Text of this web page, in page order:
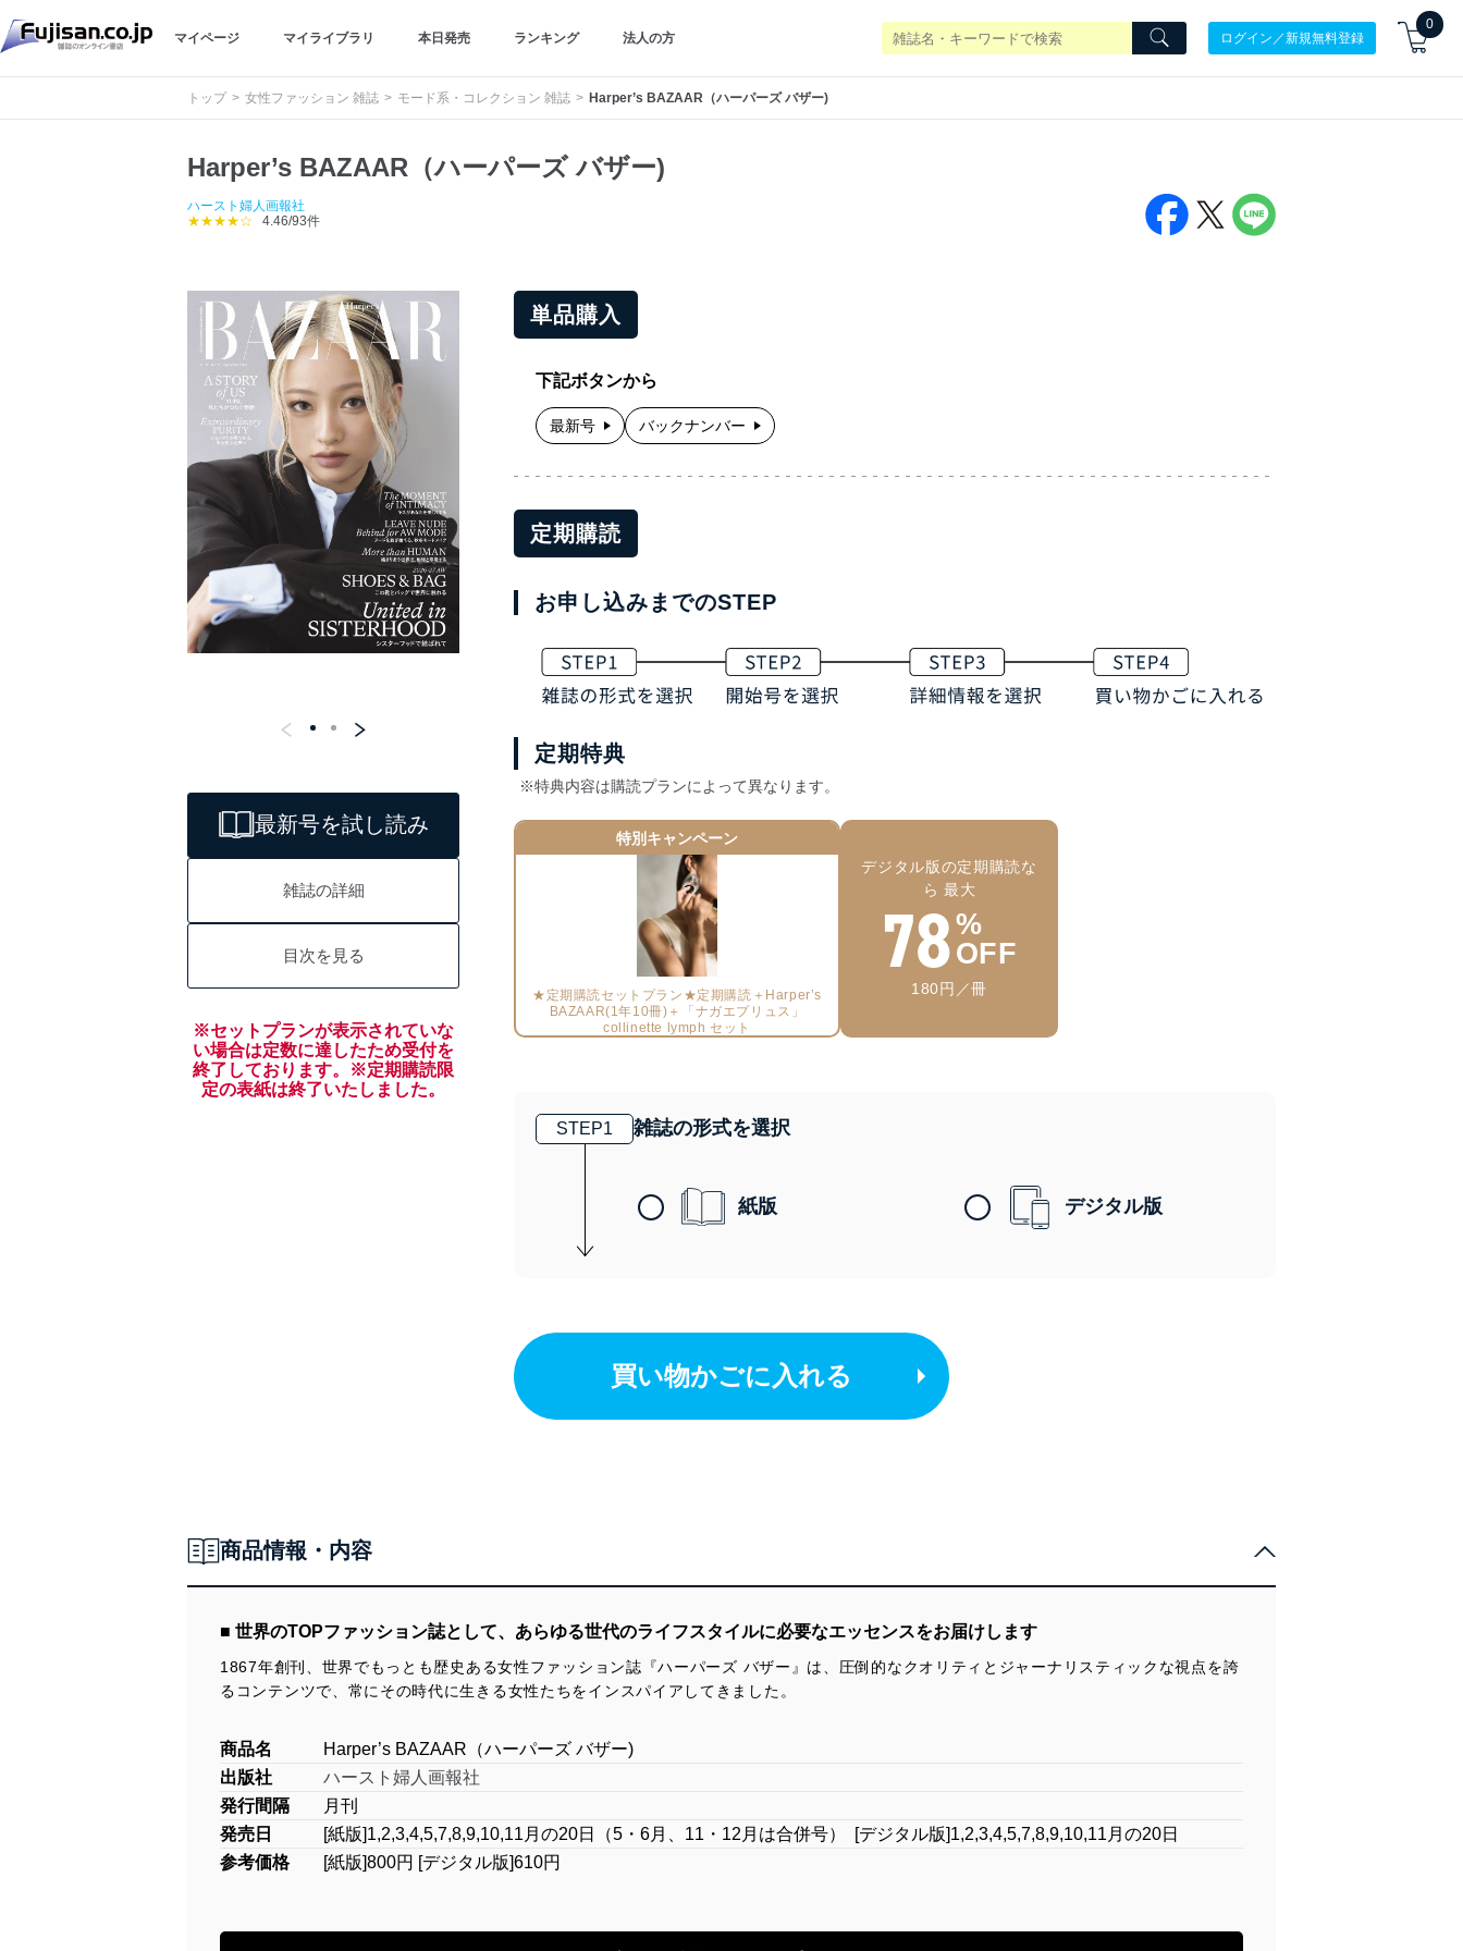
マイページ マイライブラリ 本日発売 ランキング 法人の方 ログイン／新規無料登録
0
トップ 女性ファッション 雑誌 モード系・コレクション 雑誌 Harper’s BAZAAR（ハーパーズ バザー)
Harper’s BAZAAR（ハーパーズ バザー)
ハースト婦人画報社
★★★★☆
4.46/93件
最新号を試し読み
雑誌の詳細
目次を見る
※セットプランが表示されていな
い場合は定数に達したため受付を
終了しております。※定期購読限
定の表紙は終了いたしました。
単品購入
下記ボタンから
最新号 バックナンバー
定期購読
お申し込みまでのSTEP
定期特典
※特典内容は購読プランによって異なります。
特別キャンペーン
★定期購読セットプラン★定期購読＋Harper’s
BAZAAR(1年10冊)＋「ナガエプリュス」
collinette lymph セット
デジタル版の定期購読な
ら 最大
78%
OFF
180円／冊
STEP1 雑誌の形式を選択
紙版 デジタル版
買い物かごに入れる
商品情報・内容
■ 世界のTOPファッション誌として、あらゆる世代のライフスタイルに必要なエッセンスをお届けします
1867年創刊、世界でもっとも歴史ある女性ファッション誌『ハーパーズ バザー』は、圧倒的なクオリティとジャーナリスティックな視点を誇
るコンテンツで、常にその時代に生きる女性たちをインスパイアしてきました。
商品名
Harper’s BAZAAR（ハーパーズ バザー)
出版社
ハースト婦人画報社
発行間隔
月刊
発売日
[紙版]1,2,3,4,5,7,8,9,10,11月の20日（5・6月、11・12月は合併号） [デジタル版]1,2,3,4,5,7,8,9,10,11月の20日
参考価格
[紙版]800円 [デジタル版]610円